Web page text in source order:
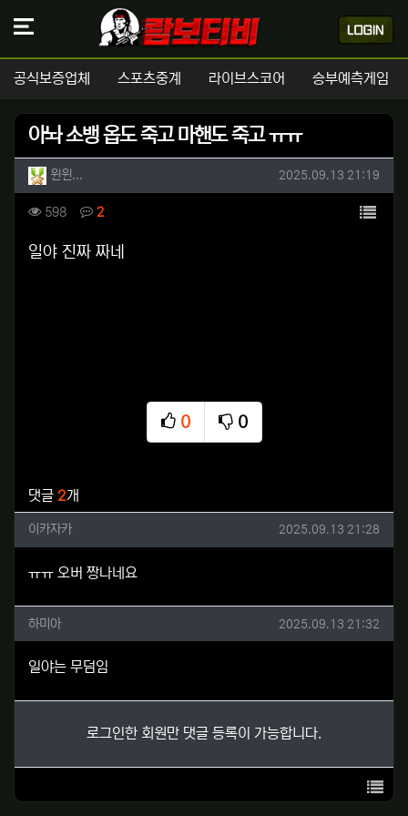
공식보증업체 스포츠중계 라이브스코어 승부예측게임
아놔 소뱅 옵도 죽고 마핸도 죽고 ㅠㅠ
작성자 정보
윈윈... 작성일
2025.09.13 21:19
컨텐츠 정보
598조회 2댓글 목록
본문
일야 진짜 짜네
0
추천
0
비추천
댓글 2개
이카자카님의 댓글
이카자카 작성일
2025.09.13 21:28
ㅠㅠ 오버 짱나네요
하미아님의 댓글
하미아 작성일
2025.09.13 21:32
일야는 무덤임
로그인한 회원만 댓글 등록이 가능합니다.
목록